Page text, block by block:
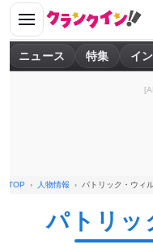
ニュース 特集 イ
TOP 人物情報 パトリック・ウィ
パトリッ